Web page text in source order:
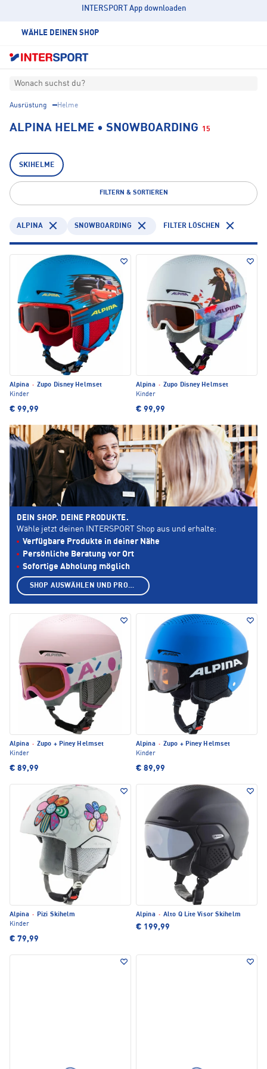
INTERSPORT App downloaden
WÄHLE DEINEN SHOP
Wonach suchst du?
Ausrüstung Helme
ALPINA HELME • SNOWBOARDING 15
SKIHELME
FILTERN & SORTIEREN
ALPINA SNOWBOARDING FILTER LÖSCHEN
Alpina · Zupo Disney Helmset
Kinder
€ 99,99
Alpina · Zupo Disney Helmset
Kinder
€ 99,99
Alpina · Zupo + Piney Helmset
Kinder
€ 89,99
Alpina · Zupo + Piney Helmset
Kinder
€ 89,99
Alpina · Pizi Skihelm
Kinder
€ 79,99
Alpina · Alto Q Lite Visor Skihelm
€ 199,99
DEIN SHOP. DEINE PRODUKTE.
Wähle jetzt deinen INTERSPORT Shop aus und erhalte:
Verfügbare Produkte in deiner Nähe
Persönliche Beratung vor Ort
Sofortige Abholung möglich
SHOP AUSWÄHLEN UND PRODUKTE ANZEIGEN